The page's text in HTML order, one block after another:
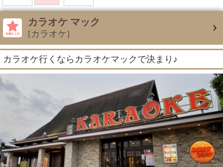
カラオケ マック
[カラオケ]
カラオケ行くならカラオケマックで決まり♪